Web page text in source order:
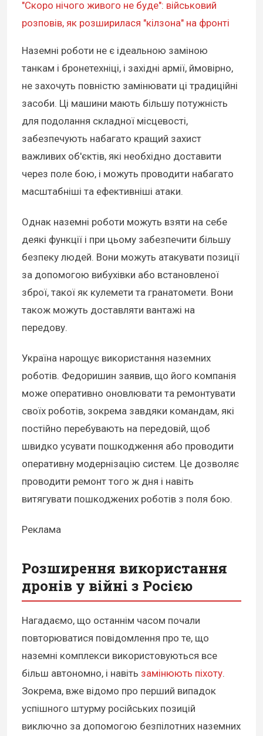
"Скоро нічого живого не буде": військовий
розповів, як розширилася "кілзона" на фронті
Наземні роботи не є ідеальною заміною
танкам і бронетехніці, і західні армії, ймовірно,
не захочуть повністю замінювати ці традиційні
засоби. Ці машини мають більшу потужність
для подолання складної місцевості,
забезпечують набагато кращий захист
важливих об'єктів, які необхідно доставити
через поле бою, і можуть проводити набагато
масштабніші та ефективніші атаки.
Однак наземні роботи можуть взяти на себе
деякі функції і при цьому забезпечити більшу
безпеку людей. Вони можуть атакувати позиції
за допомогою вибухівки або встановленої
зброї, такої як кулемети та гранатомети. Вони
також можуть доставляти вантажі на
передову.
Україна нарощує використання наземних
роботів. Федоришин заявив, що його компанія
може оперативно оновлювати та ремонтувати
своїх роботів, зокрема завдяки командам, які
постійно перебувають на передовій, щоб
швидко усувати пошкодження або проводити
оперативну модернізацію систем. Це дозволяє
проводити ремонт того ж дня і навіть
витягувати пошкоджених роботів з поля бою.
Реклама
Розширення використання
дронів у війні з Росією
Нагадаємо, що останнім часом почали
повторюватися повідомлення про те, що
наземні комплекси використовуються все
більш автономно, і навіть замінюють піхоту.
Зокрема, вже відомо про перший випадок
успішного штурму російських позицій
виключно за допомогою безпілотних наземних